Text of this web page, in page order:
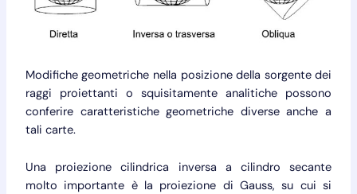
Modifiche geometriche nella posizione della sorgente dei
raggi proiettanti o squisitamente analitiche possono
conferire caratteristiche geometriche diverse anche a
tali carte.
Una proiezione cilindrica inversa a cilindro secante
molto importante è la proiezione di Gauss, su cui si